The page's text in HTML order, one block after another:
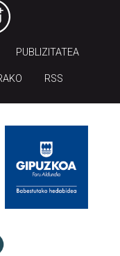
PUBLIZITATEA
RSS